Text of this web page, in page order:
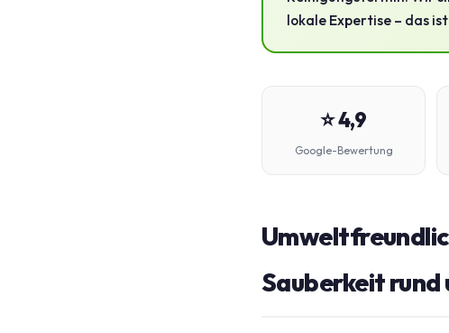
lokale Expertise – das
⭐ 4,9
Google-Bewertung
Sauberkeit rund